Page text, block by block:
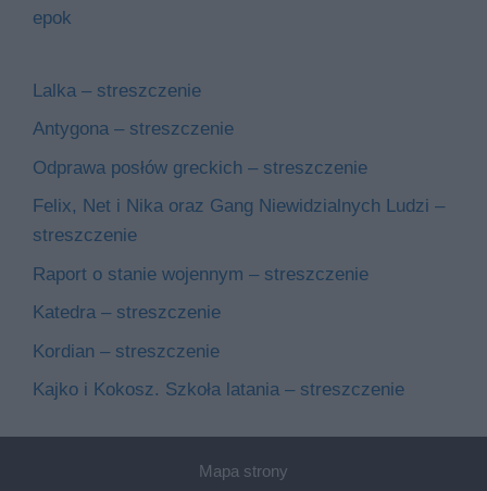
epok
Lalka – streszczenie
Antygona – streszczenie
Odprawa posłów greckich – streszczenie
Felix, Net i Nika oraz Gang Niewidzialnych Ludzi –
streszczenie
Raport o stanie wojennym – streszczenie
Katedra – streszczenie
Kordian – streszczenie
Kajko i Kokosz. Szkoła latania – streszczenie
Mapa strony